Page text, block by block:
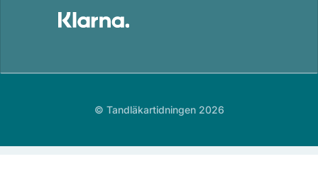
© Tandläkartidningen 2026